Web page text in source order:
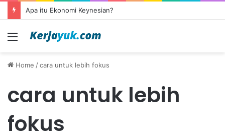
Apa itu Ekonomi Keynesian?
Menu
Home /cara untuk lebih fokus
cara untuk lebih
fokus